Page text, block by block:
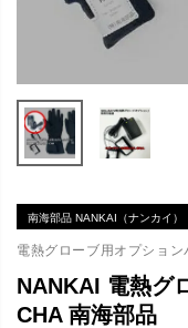
南海部品 NANKAI（ナンカイ）
電熱グローブ用オプション
NANKAI 電熱グ
CHA 南海部品